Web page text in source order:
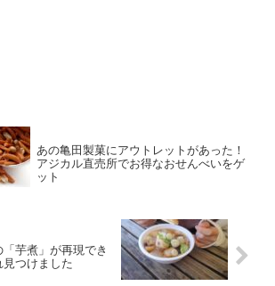
あの亀田製菓にアウトレットがあった！
アジカル直売所でお得なおせんべいをゲ
ット
芋煮」が再現でき
つけました